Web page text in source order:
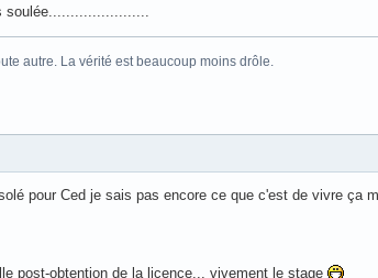
soulée.......................
autre. La vérité est beaucoup moins drôle.
pour Ced je sais pas encore ce que c'est de vivre ça
post-obtention de la licence... vivement le stage